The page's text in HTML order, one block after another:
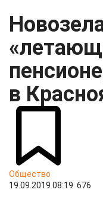
в
Общество
19.09.2019 08:19 676